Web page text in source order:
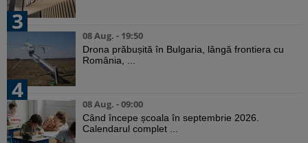
3
08 Aug. - 19:50
Drona prăbușită în Bulgaria, lângă frontiera cu
România, ...
4
08 Aug. - 09:00
Când începe școala în septembrie 2026.
Calendarul complet ...